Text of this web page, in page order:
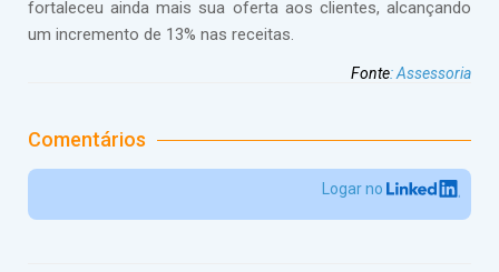
fortaleceu ainda mais sua oferta aos clientes, alcançando
um incremento de 13% nas receitas.
Fonte:Assessoria
Comentários
Logar no